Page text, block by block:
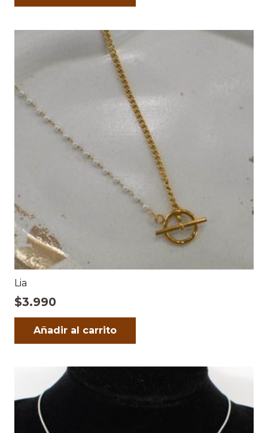
Lia
$3.990
Añadir al carrito